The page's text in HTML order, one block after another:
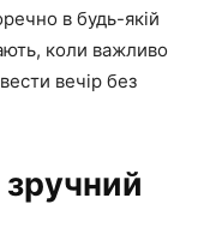
в будь-якій
коли важливо
вечір без
зручний